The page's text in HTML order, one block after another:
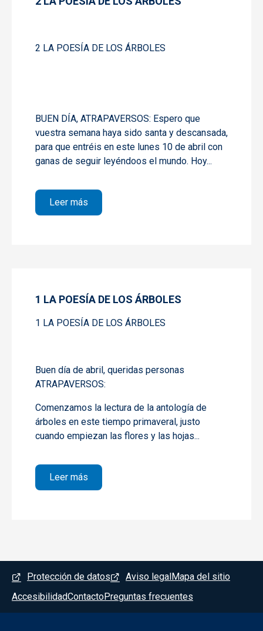
2 LA POESÍA DE LOS ÁRBOLES
BUEN DÍA, ATRAPAVERSOS: Espero que
vuestra semana haya sido santa y descansada,
para que entréis en este lunes 10 de abril con
ganas de seguir leyéndoos el mundo. Hoy...
Leer más
1 LA POESÍA DE LOS ÁRBOLES
1 LA POESÍA DE LOS ÁRBOLES
Buen día de abril, queridas personas
ATRAPAVERSOS:
Comenzamos la lectura de la antología de
árboles en este tiempo primaveral, justo
cuando empiezan las flores y las hojas...
Leer más
Menú del pie
Protección de datos Aviso legal Mapa del sitio
AccesibilidadContactoPreguntas frecuentes